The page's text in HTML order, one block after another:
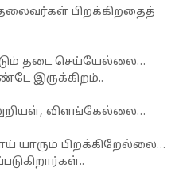
பிறக்கிறதைத்
தடை செய்யேல்லை…
இருக்கிறம்..
விளங்கேல்லை…
யாரும் பிறக்கிறேல்லை…